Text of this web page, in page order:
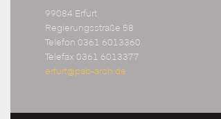
99084 Erfurt
Regierungsstraße 58
Telefon 0361 6013360
Telefax 0361 6013377
erfurt@pab-arch.de